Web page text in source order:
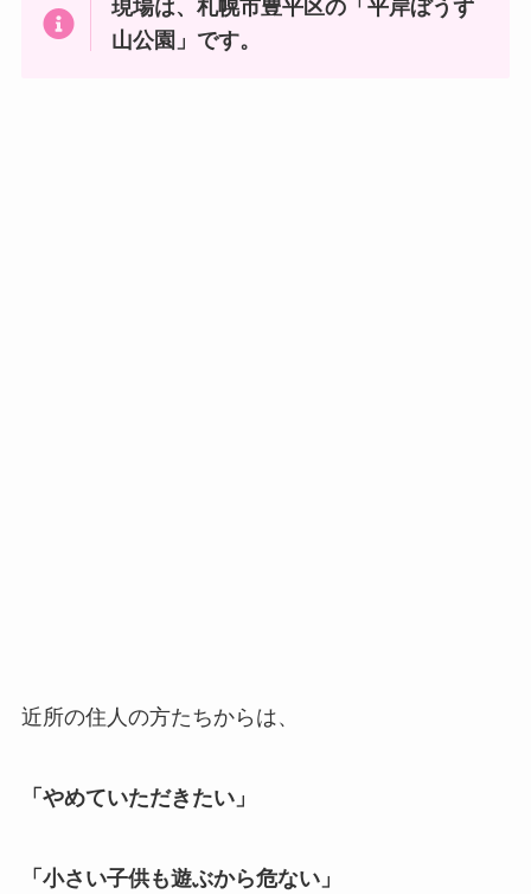
現場は、札幌市豊平区の「平岸ぼうず
山公園」です。
近所の住人の方たちからは、
「やめていただきたい」
「小さい子供も遊ぶから危ない」